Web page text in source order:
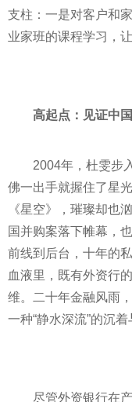
支柱：一是对客户和
业家班的课程学习，
高起点：见证中
2004年，杜雯步
佛一出手就握住了星
《星空》，璀璨却也
国并购案落下帷幕，
前线到后台，十年的
血液里，既有外资行
维。二十年金融风雨
一种“静水深流”的沉着
尽管外资银行在